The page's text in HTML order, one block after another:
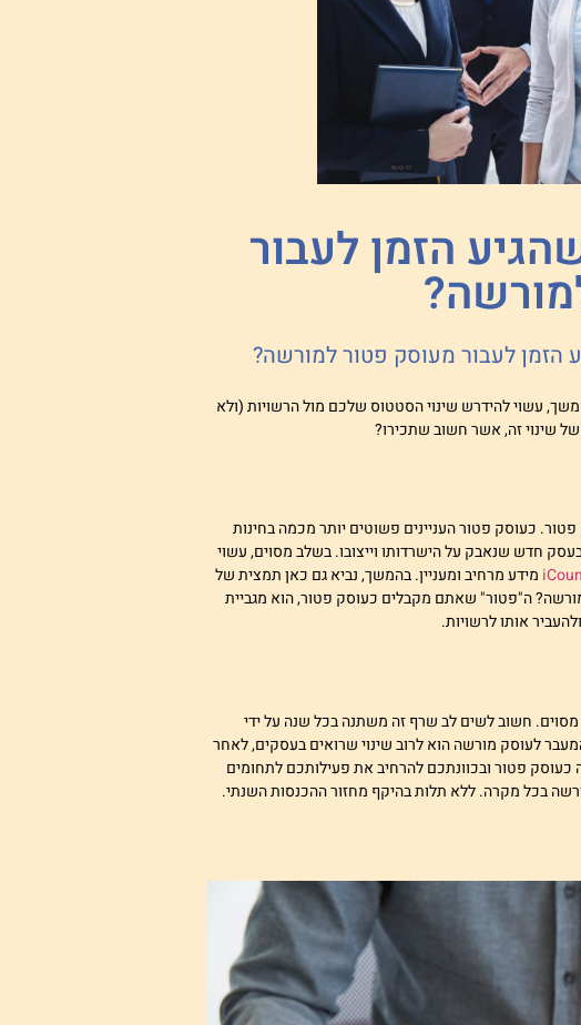
הזמן לעבור
הזמן לעבור מעוסק פטור למורשה?
עשוי להידרש שינוי הסטטוס שלכם מול הרשויות (ולא
שינוי זה, אשר חשוב שתכירו?
כעוסק פטור העניינים פשוטים יותר מכמה בחינות
חדש שנאבק על הישרדותו וייצובו. בשלב מסוים, עשוי
מידע מרחיב ומעניין. בהמשך, נביא גם כאן תמצית של
ה"פטור" שאתם מקבלים כעוסק פטור, הוא מגביית
אותו לרשויות.
חשוב לשים לב שרף זה משתנה בכל שנה על ידי
לעוסק מורשה הוא לרוב שינוי שרואים בעסקים, לאחר
פטור ובכוונתכם להרחיב את פעילותכם לתחומים
בכל מקרה. ללא תלות בהיקף מחזור ההכנסות השנתי.